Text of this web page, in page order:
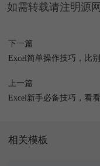
如需转载请注明源
下一篇
Excel简单操作技巧，比
上一篇
Excel新手必备技巧，看
相关模板